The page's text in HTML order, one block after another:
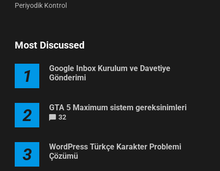
Periyodik Kontrol
Most Discussed
1
Google Inbox Kurulum ve Davetiye
Gönderimi
2 GTA 5 Maximum sistem gereksinimleri
32
3
WordPress Türkçe Karakter Problemi
Çözümü